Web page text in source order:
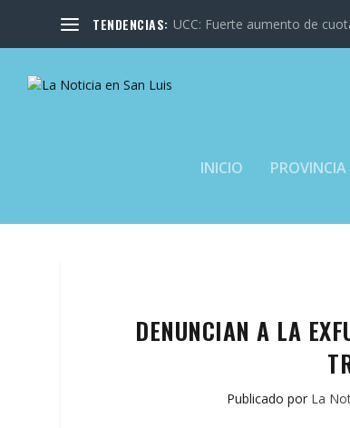
TENDENCIAS: UCC: Fuerte aumento de
INICIO PROVINCIA
DENUNCIAN A LA
Publicado por La